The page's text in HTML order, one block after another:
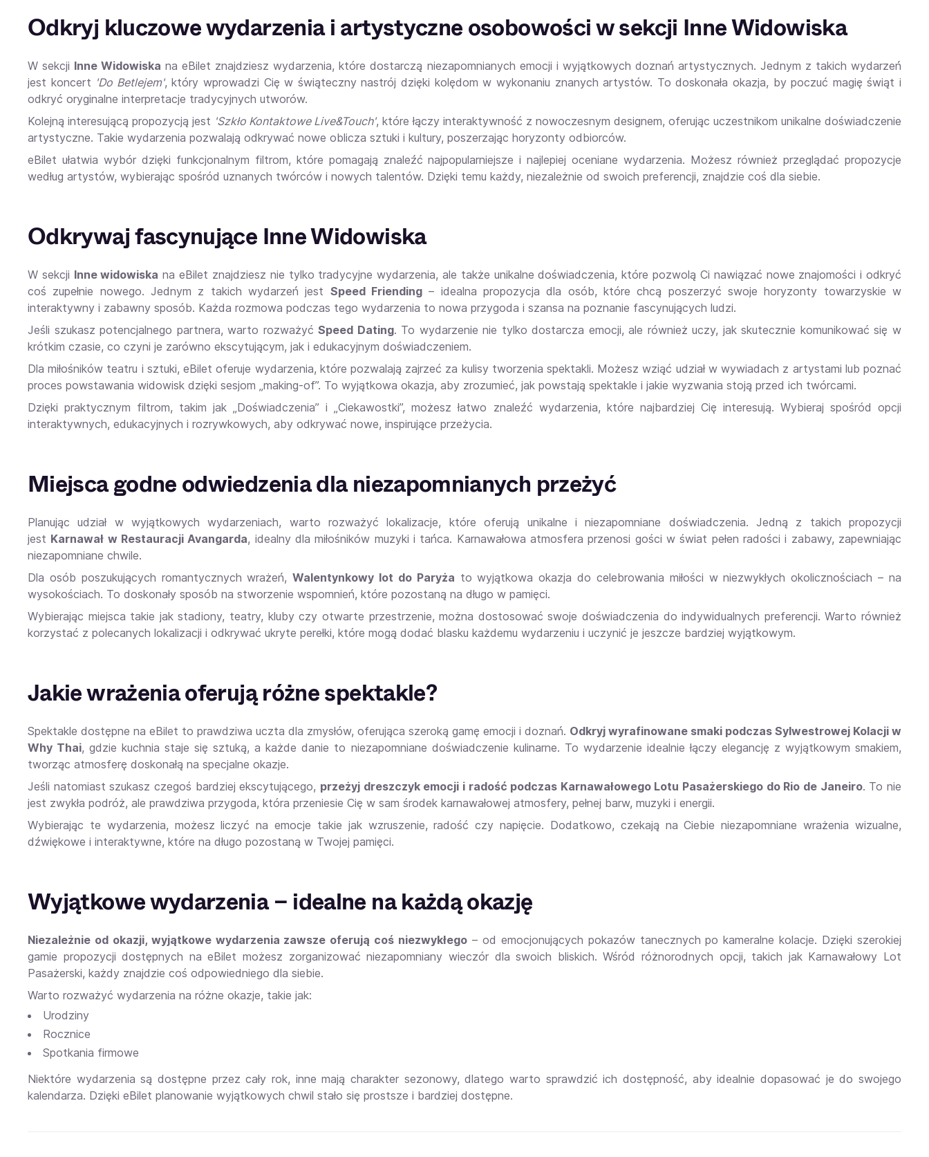
Odkryj kluczowe wydarzenia i artystyczne osobowości w sekcji Inne Widowiska
W sekcji Inne Widowiska na eBilet znajdziesz wydarzenia, które dostarczą niezapomnianych emocji i wyjątkowych doznań artystycznych. Jednym z takich wydarzeń
jest koncert 'Do Betlejem', który wprowadzi Cię w świąteczny nastrój dzięki kolędom w wykonaniu znanych artystów. To doskonała okazja, by poczuć magię świąt i
odkryć oryginalne interpretacje tradycyjnych utworów.
Kolejną interesującą propozycją jest 'Szkło Kontaktowe Live&Touch', które łączy interaktywność z nowoczesnym designem, oferując uczestnikom unikalne doświadczenie
artystyczne. Takie wydarzenia pozwalają odkrywać nowe oblicza sztuki i kultury, poszerzając horyzonty odbiorców.
eBilet ułatwia wybór dzięki funkcjonalnym filtrom, które pomagają znaleźć najpopularniejsze i najlepiej oceniane wydarzenia. Możesz również przeglądać propozycje
według artystów, wybierając spośród uznanych twórców i nowych talentów. Dzięki temu każdy, niezależnie od swoich preferencji, znajdzie coś dla siebie.
Odkrywaj fascynujące Inne Widowiska
W sekcji Inne widowiska na eBilet znajdziesz nie tylko tradycyjne wydarzenia, ale także unikalne doświadczenia, które pozwolą Ci nawiązać nowe znajomości i odkryć
coś zupełnie nowego. Jednym z takich wydarzeń jest Speed Friending – idealna propozycja dla osób, które chcą poszerzyć swoje horyzonty towarzyskie w
interaktywny i zabawny sposób. Każda rozmowa podczas tego wydarzenia to nowa przygoda i szansa na poznanie fascynujących ludzi.
Jeśli szukasz potencjalnego partnera, warto rozważyćSpeed Dating. To wydarzenie nie tylko dostarcza emocji, ale również uczy, jak skutecznie komunikować się w
krótkim czasie, co czyni je zarówno ekscytującym, jak i edukacyjnym doświadczeniem.
Dla miłośników teatru i sztuki, eBilet oferuje wydarzenia, które pozwalają zajrzeć za kulisy tworzenia spektakli. Możesz wziąć udział w wywiadach z artystami lub poznać
proces powstawania widowisk dzięki sesjom „making-of”. To wyjątkowa okazja, aby zrozumieć, jak powstają spektakle i jakie wyzwania stoją przed ich twórcami.
Dzięki praktycznym filtrom, takim jak „Doświadczenia” i „Ciekawostki”, możesz łatwo znaleźć wydarzenia, które najbardziej Cię interesują. Wybieraj spośród opcji
interaktywnych, edukacyjnych i rozrywkowych, aby odkrywać nowe, inspirujące przeżycia.
Miejsca godne odwiedzenia dla niezapomnianych przeżyć
Planując udział w wyjątkowych wydarzeniach, warto rozważyć lokalizacje, które oferują unikalne i niezapomniane doświadczenia. Jedną z takich propozycji
jest Karnawał w Restauracji Avangarda, idealny dla miłośników muzyki i tańca. Karnawałowa atmosfera przenosi gości w świat pełen radości i zabawy, zapewniając
niezapomniane chwile.
Dla osób poszukujących romantycznych wrażeń,Walentynkowy lot do Paryża to wyjątkowa okazja do celebrowania miłości w niezwykłych okolicznościach – na
wysokościach. To doskonały sposób na stworzenie wspomnień, które pozostaną na długo w pamięci.
Wybierając miejsca takie jak stadiony, teatry, kluby czy otwarte przestrzenie, można dostosować swoje doświadczenia do indywidualnych preferencji. Warto również
korzystać z polecanych lokalizacji i odkrywać ukryte perełki, które mogą dodać blasku każdemu wydarzeniu i uczynić je jeszcze bardziej wyjątkowym.
Jakie wrażenia oferują różne spektakle?
Spektakle dostępne na eBilet to prawdziwa uczta dla zmysłów, oferująca szeroką gamę emocji i doznań. Odkryj wyrafinowane smaki podczas Sylwestrowej Kolacji w
Why Thai, gdzie kuchnia staje się sztuką, a każde danie to niezapomniane doświadczenie kulinarne. To wydarzenie idealnie łączy elegancję z wyjątkowym smakiem,
tworząc atmosferę doskonałą na specjalne okazje.
Jeśli natomiast szukasz czegoś bardziej ekscytującego, przeżyj dreszczyk emocji i radość podczas Karnawałowego Lotu Pasażerskiego do Rio de Janeiro. To nie
jest zwykła podróż, ale prawdziwa przygoda, która przeniesie Cię w sam środek karnawałowej atmosfery, pełnej barw, muzyki i energii.
Wybierając te wydarzenia, możesz liczyć na emocje takie jak wzruszenie, radość czy napięcie. Dodatkowo, czekają na Ciebie niezapomniane wrażenia wizualne,
dźwiękowe i interaktywne, które na długo pozostaną w Twojej pamięci.
Wyjątkowe wydarzenia – idealne na każdą okazję
Niezależnie od okazji, wyjątkowe wydarzenia zawsze oferują coś niezwykłego – od emocjonujących pokazów tanecznych po kameralne kolacje. Dzięki szerokiej
gamie propozycji dostępnych na eBilet możesz zorganizować niezapomniany wieczór dla swoich bliskich. Wśród różnorodnych opcji, takich jak Karnawałowy Lot
Pasażerski, każdy znajdzie coś odpowiedniego dla siebie.
Warto rozważyć wydarzenia na różne okazje, takie jak:
Urodziny
Rocznice
Spotkania firmowe
Niektóre wydarzenia są dostępne przez cały rok, inne mają charakter sezonowy, dlatego warto sprawdzić ich dostępność, aby idealnie dopasować je do swojego
kalendarza. Dzięki eBilet planowanie wyjątkowych chwil stało się prostsze i bardziej dostępne.